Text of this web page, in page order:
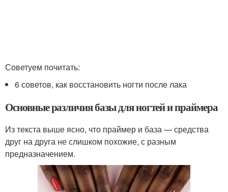
Советуем почитать:
6 советов, как восстановить ногти после лака
Основные различия базы для ногтей и праймера
Из текста выше ясно, что праймер и база — средства
друг на друга не слишком похожие, с разным
предназначением.